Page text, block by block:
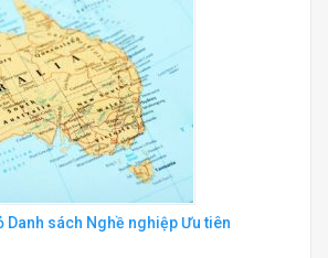
Danh sách Nghề nghiệp Ưu tiên